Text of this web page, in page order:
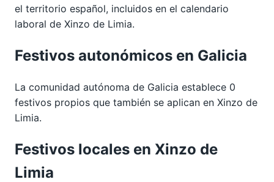
el territorio español, incluidos en el calendario
laboral de Xinzo de Limia.
Festivos autonómicos en Galicia
La comunidad autónoma de Galicia establece 0
festivos propios que también se aplican en Xinzo de
Limia.
Festivos locales en Xinzo de
Limia